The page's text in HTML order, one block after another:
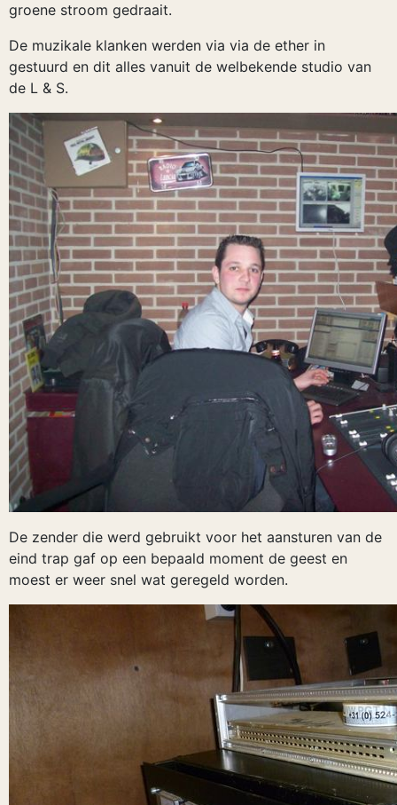
groene stroom gedraait.
De muzikale klanken werden via via de ether in
gestuurd en dit alles vanuit de welbekende studio van
de L & S.
De zender die werd gebruikt voor het aansturen van de
eind trap gaf op een bepaald moment de geest en
moest er weer snel wat geregeld worden.